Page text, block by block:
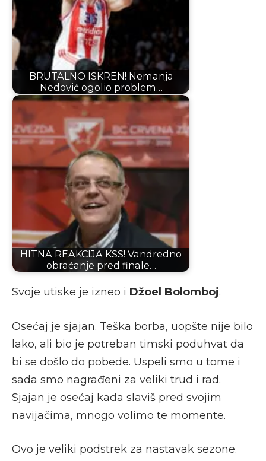
BRUTALNO ISKREN! Nemanja
Nedović ogolio problem…
HITNA REAKCIJA KSS! Vandredno
obraćanje pred finale…
Svoje utiske je izneo i Džoel Bolomboj.
Osećaj je sjajan. Teška borba, uopšte nije bilo
lako, ali bio je potreban timski poduhvat da
bi se došlo do pobede. Uspeli smo u tome i
sada smo nagrađeni za veliki trud i rad.
Sjajan je osećaj kada slaviš pred svojim
navijačima, mnogo volimo te momente.
Ovo je veliki podstrek za nastavak sezone.